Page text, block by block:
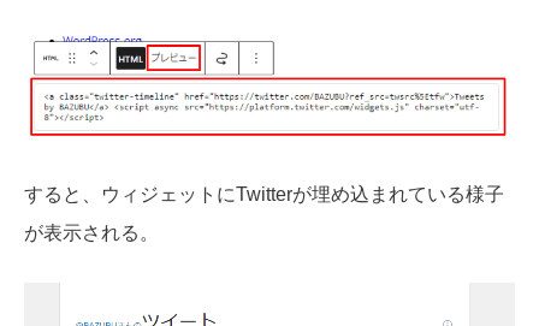
すると、ウィジェットにTwitterが埋め込まれている様子
が表示される。